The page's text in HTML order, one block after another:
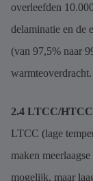
overleefden
delaminatie en de
(van 97,5% naar
warmteoverdracht.
2.4 LTCC/
LTCC (lage
maken
mogelijk, maar